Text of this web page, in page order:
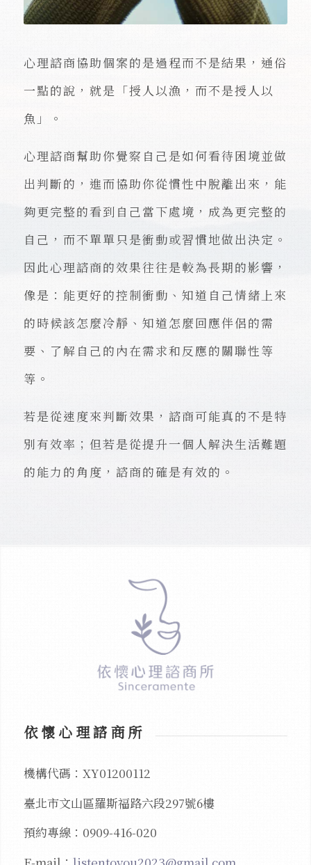
心理諮商協助個案的是過程而不是結果，通俗
一點的說，就是「授人以漁，而不是授人以
魚」。
心理諮商幫助你覺察自己是如何看待困境並做
出判斷的，進而協助你從慣性中脫離出來，能
夠更完整的看到自己當下處境，成為更完整的
自己，而不單單只是衝動或習慣地做出決定。
因此心理諮商的效果往往是較為長期的影響，
像是：能更好的控制衝動、知道自己情緒上來
的時候該怎麼冷靜、知道怎麼回應伴侶的需
要、了解自己的內在需求和反應的關聯性等
等。
若是從速度來判斷效果，諮商可能真的不是特
別有效率；但若是從提升一個人解決生活難題
的能力的角度，諮商的確是有效的。
依懷心理諮商所
機構代碼：XY01200112
臺北市文山區羅斯福路六段297號6樓
預約專線：0909-416-020